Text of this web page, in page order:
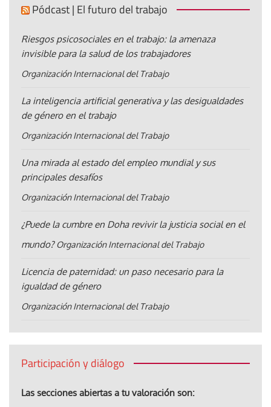
Pódcast | El futuro del trabajo
Riesgos psicosociales en el trabajo: la amenaza
invisible para la salud de los trabajadores
Organización Internacional del Trabajo
La inteligencia artificial generativa y las desigualdades
de género en el trabajo
Organización Internacional del Trabajo
Una mirada al estado del empleo mundial y sus
principales desafíos
Organización Internacional del Trabajo
¿Puede la cumbre en Doha revivir la justicia social en el
mundo? Organización Internacional del Trabajo
Licencia de paternidad: un paso necesario para la
igualdad de género
Organización Internacional del Trabajo
Participación y diálogo
Las secciones abiertas a tu valoración son: